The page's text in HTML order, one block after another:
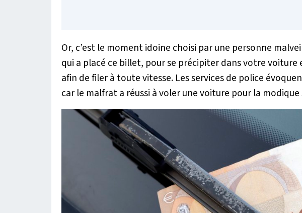
Or, c’est le moment idoine choisi par une personne
qui a placé ce billet, pour se précipiter dans votre
afin de filer à toute vitesse. Les services de police
car le malfrat a réussi à voler une voiture pour la modique